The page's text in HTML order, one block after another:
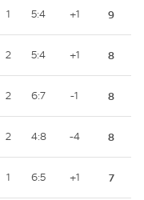
1 5:4 +1 9
2 5:4 +1 8
2 6:7 -1 8
2 4:8 -4 8
1 6:5 +1 7